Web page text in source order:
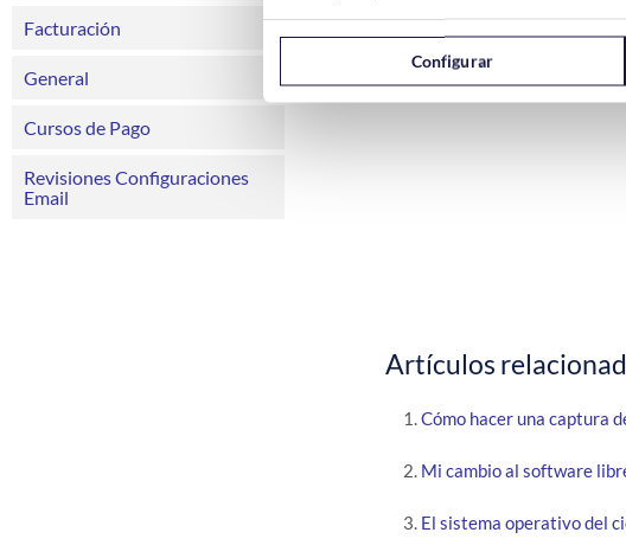
Facturación
General
Cursos de Pago
Revisiones Configuraciones
Email
Artículos
Cómo hacer una captura
Mi cambio al software
El sistema operativo del
Configurar